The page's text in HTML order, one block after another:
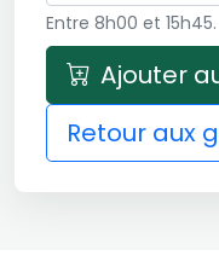
Entre 8h00 et 15h45.
Ajouter
Retour aux